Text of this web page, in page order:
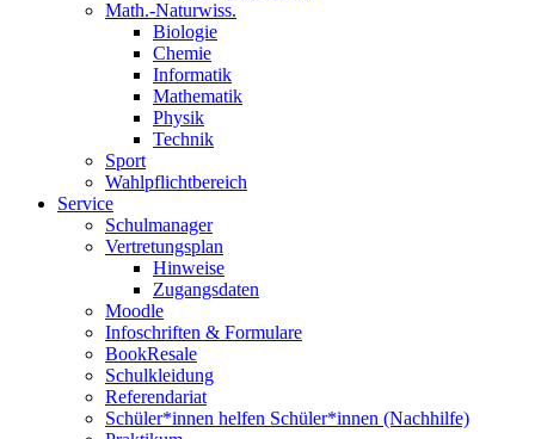
Math.-Naturwiss.
Biologie
Chemie
Informatik
Mathematik
Physik
Technik
Sport
Wahlpflichtbereich
Service
Schulmanager
Vertretungsplan
Hinweise
Zugangsdaten
Moodle
Infoschriften & Formulare
BookResale
Schulkleidung
Referendariat
Schüler*innen helfen Schüler*innen (Nachhilfe)